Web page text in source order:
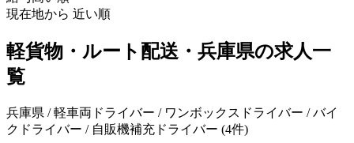
現在地から 近い順
軽貨物・ルート配送・兵庫県の求人一
覧
兵庫県 / 軽車両ドライバー / ワンボックスドライバー / バイ
クドライバー / 自販機補充ドライバー (4件)